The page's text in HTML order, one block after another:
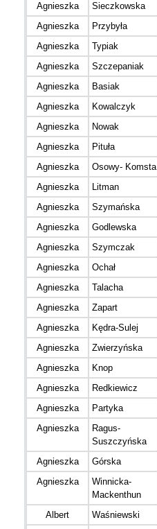
Agnieszka
Sieczkowska
Agnieszka
Przybyła
Agnieszka
Typiak
Agnieszka
Szczepaniak
Agnieszka
Basiak
Agnieszka
Kowalczyk
Agnieszka
Nowak
Agnieszka
Pituła
Agnieszka
Osowy- Komsta
Agnieszka
Litman
Agnieszka
Szymańska
Agnieszka
Godlewska
Agnieszka
Szymczak
Agnieszka
Ochał
Agnieszka
Talacha
Agnieszka
Zapart
Agnieszka
Kędra-Sulej
Agnieszka
Zwierzyńska
Agnieszka
Knop
Agnieszka
Redkiewicz
Agnieszka
Partyka
Agnieszka
Ragus-
Suszczyńska
Agnieszka Górska
Agnieszka
Winnicka-
Mackenthun
Albert Waśniewski